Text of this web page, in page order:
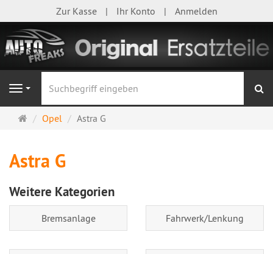
Zur Kasse Ihr Konto Anmelden
Navigation
Startseite
Opel Astra G
Astra G
Weitere Kategorien
Bremsanlage Fahrwerk/Lenkung